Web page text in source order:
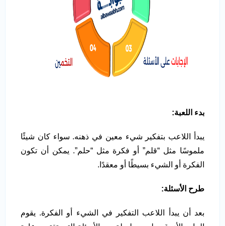
بدء اللعبة:
يبدأ اللاعب بتفكير شيء معين في ذهنه. سواء كان شيئًا
ملموسًا مثل “قلم” أو فكرة مثل “حلم”. يمكن أن تكون
الفكرة أو الشيء بسيطًا أو معقدًا.
طرح الأسئلة:
بعد أن يبدأ اللاعب التفكير في الشيء أو الفكرة. يقوم